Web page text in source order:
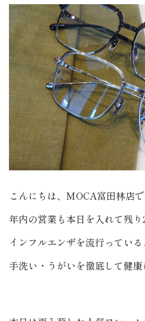
こんにちは、MOCA富田林店で
年内の営業も本日を入れて残り
インフルエンザを流行ってい
手洗い・うがいを徹底して健